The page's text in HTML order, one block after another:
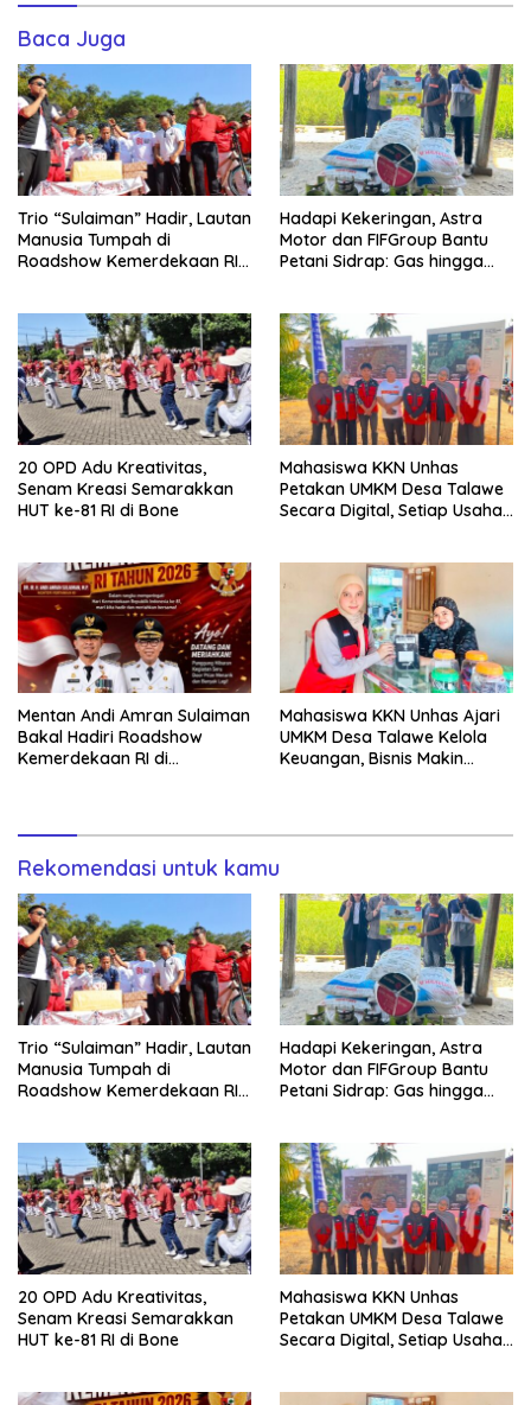
Baca Juga
Trio “Sulaiman” Hadir, Lautan
Manusia Tumpah di
Roadshow Kemerdekaan RI
Hadapi Kekeringan, Astra
Motor dan FIFGroup Bantu
Petani Sidrap: Gas hingga
20 OPD Adu Kreativitas,
Senam Kreasi Semarakkan
HUT ke-81 RI di Bone
Mahasiswa KKN Unhas
Petakan UMKM Desa Talawe
Secara Digital, Setiap Usaha
Mentan Andi Amran Sulaiman
Bakal Hadiri Roadshow
Kemerdekaan RI di
Mahasiswa KKN Unhas Ajari
UMKM Desa Talawe Kelola
Keuangan, Bisnis Makin
Rekomendasi untuk kamu
Trio “Sulaiman” Hadir, Lautan
Manusia Tumpah di
Roadshow Kemerdekaan RI
Hadapi Kekeringan, Astra
Motor dan FIFGroup Bantu
Petani Sidrap: Gas hingga
20 OPD Adu Kreativitas,
Senam Kreasi Semarakkan
HUT ke-81 RI di Bone
Mahasiswa KKN Unhas
Petakan UMKM Desa Talawe
Secara Digital, Setiap Usaha